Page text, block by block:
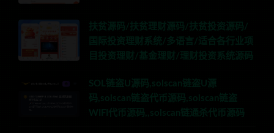
扶贫源码/扶贫理财源码/扶贫投资源码/
国际投资理财系统/多语言/适合各行业项
目投资理财/基金理财/理财投资系统源码
SOL链盗U源码,solscan链盗U源
码,solscan链盗代币源码,solscan链盗
WIFI代币源码,,solscan链通杀代币源码